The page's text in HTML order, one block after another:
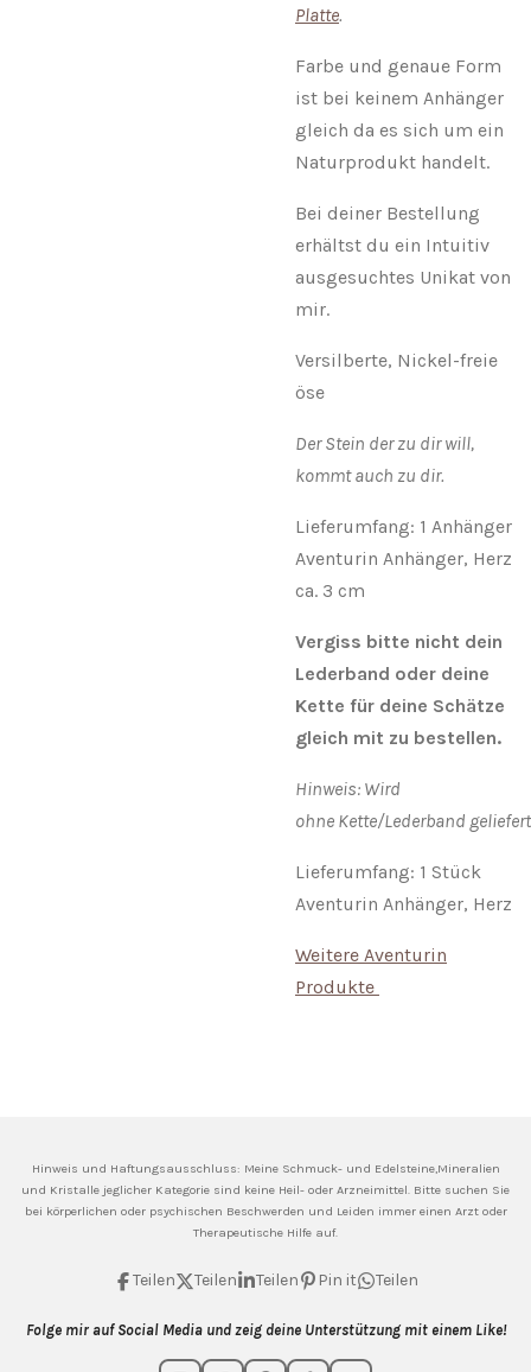
Platte.
Farbe und genaue Form
ist bei keinem Anhänger
gleich da es sich um ein
Naturprodukt handelt.
Bei deiner Bestellung
erhältst du ein Intuitiv
ausgesuchtes Unikat von
mir.
Versilberte, Nickel-freie
öse
Der Stein der zu dir will,
kommt auch zu dir.
Lieferumfang: 1 Anhänger
Aventurin Anhänger, Herz
ca. 3 cm
Vergiss bitte nicht dein
Lederband oder deine
Kette für deine Schätze
gleich mit zu bestellen.
Hinweis: Wird
ohne Kette/Lederband
Lieferumfang: 1 Stück
Aventurin Anhänger, Herz
Weitere Aventurin
Produkte
Hinweis und Haftungsausschluss: MeineSchmuck- und Edelsteine,Mineralien
und Kristalle jeglicher Kategorie sind keine Heil- oder Arzneimittel. Bitte suchen Sie
bei körperlichen oder psychischen Beschwerden und Leiden immer einen Arzt oder
Therapeutische Hilfe auf.
Teilen Teilen Teilen Pin it Teilen
Folge mir auf Social Media und zeig deine Unterstützung mit einem Like!